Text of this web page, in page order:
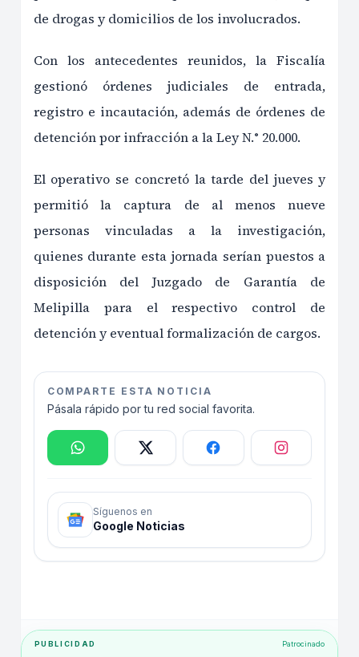
de drogas y domicilios de los involucrados.
Con los antecedentes reunidos, la Fiscalía
gestionó órdenes judiciales de entrada,
registro e incautación, además de órdenes de
detención por infracción a la Ley N.° 20.000.
El operativo se concretó la tarde del jueves y
permitió la captura de al menos nueve
personas vinculadas a la investigación,
quienes durante esta jornada serían puestos a
disposición del Juzgado de Garantía de
Melipilla para el respectivo control de
detención y eventual formalización de cargos.
COMPARTE ESTA NOTICIA
Pásala rápido por tu red social favorita.
Síguenos en
Google Noticias
PUBLICIDAD Patrocinado